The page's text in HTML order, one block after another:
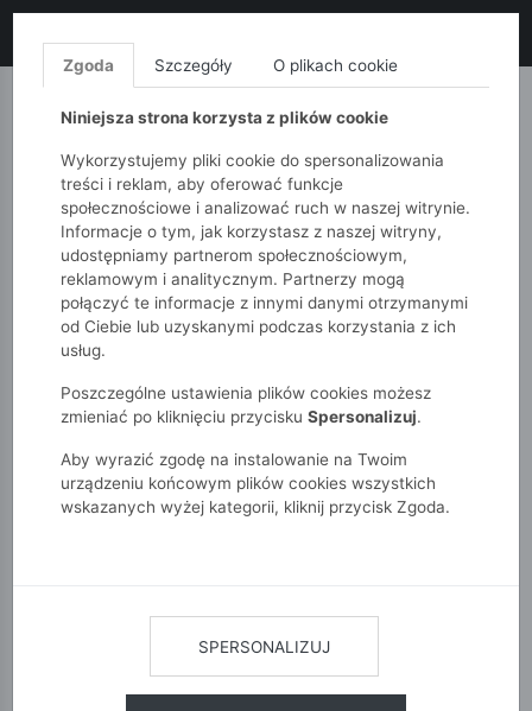
MONNARI QUIOSQUE
51015kids Akcesoria Kolorowa torba na laptopa Nobo
Zgoda Szczegóły O plikach cookie
Niniejsza strona korzysta z plików cookie
Wykorzystujemy pliki cookie do spersonalizowania
treści i reklam, aby oferować funkcje
społecznościowe i analizować ruch w naszej witrynie.
Informacje o tym, jak korzystasz z naszej witryny,
udostępniamy partnerom społecznościowym,
reklamowym i analitycznym. Partnerzy mogą
połączyć te informacje z innymi danymi otrzymanymi
od Ciebie lub uzyskanymi podczas korzystania z ich
usług.
Poszczególne ustawienia plików cookies możesz
zmieniać po kliknięciu przycisku Spersonalizuj.
Aby wyrazić zgodę na instalowanie na Twoim
urządzeniu końcowym plików cookies wszystkich
wskazanych wyżej kategorii, kliknij przycisk Zgoda.
SPERSONALIZUJ